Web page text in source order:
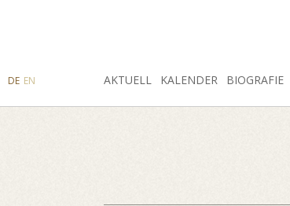
AKTUELL KALENDER BIOGRAFIE
FACEBOOK
INSTAGRAM
SUCHE
DE EN